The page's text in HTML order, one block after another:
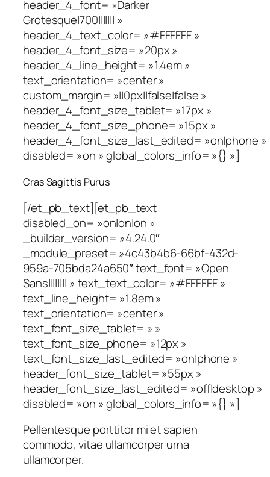
header_4_font= »Darker
Grotesque|700||||||| »
header_4_text_color= »#FFFFFF »
header_4_font_size= »20px »
header_4_line_height= »1.4em »
text_orientation= »center »
custom_margin= »||0px||false|false »
header_4_font_size_tablet= »17px »
header_4_font_size_phone= »15px »
header_4_font_size_last_edited= »on|phone »
disabled= »on » global_colors_info= »{} »]
Cras Sagittis Purus
[/et_pb_text][et_pb_text
disabled_on= »on|on|on »
_builder_version= »4.24.0″
_module_preset= »4c43b4b6-66bf-432d-
959a-705bda24a650″ text_font= »Open
Sans|||||||| » text_text_color= »#FFFFFF »
text_line_height= »1.8em »
text_orientation= »center »
text_font_size_tablet= » »
text_font_size_phone= »12px »
text_font_size_last_edited= »on|phone »
header_font_size_tablet= »55px »
header_font_size_last_edited= »off|desktop »
disabled= »on » global_colors_info= »{} »]
Pellentesque porttitor mi et sapien
commodo, vitae ullamcorper urna
ullamcorper.